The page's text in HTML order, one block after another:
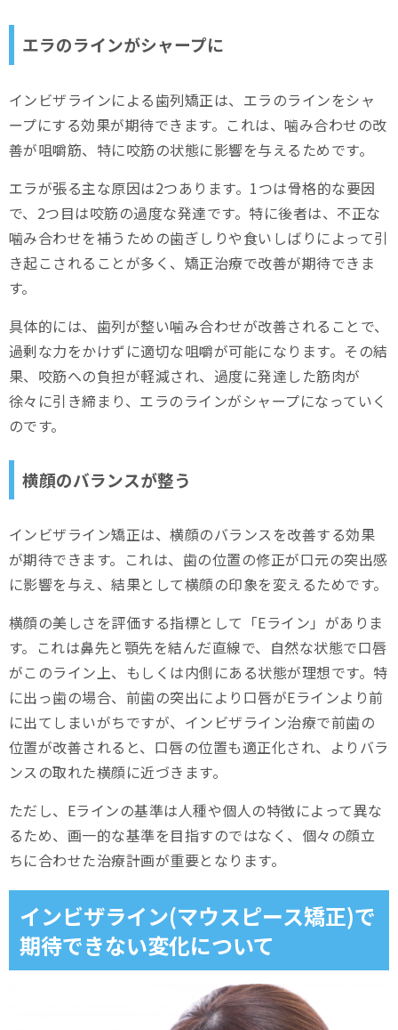
エラのラインがシャープに
インビザラインによる歯列矯正は、エラのラインをシャ
ープにする効果が期待できます。これは、噛み合わせの改
善が咀嚼筋、特に咬筋の状態に影響を与えるためです。
エラが張る主な原因は2つあります。1つは骨格的な要因
で、2つ目は咬筋の過度な発達です。特に後者は、不正な
噛み合わせを補うための歯ぎしりや食いしばりによって引
き起こされることが多く、矯正治療で改善が期待できま
す。
具体的には、歯列が整い噛み合わせが改善されることで、
過剰な力をかけずに適切な咀嚼が可能になります。その結
果、咬筋への負担が軽減され、過度に発達した筋肉が
徐々に引き締まり、エラのラインがシャープになっていく
のです。
横顔のバランスが整う
インビザライン矯正は、横顔のバランスを改善する効果
が期待できます。これは、歯の位置の修正が口元の突出感
に影響を与え、結果として横顔の印象を変えるためです。
横顔の美しさを評価する指標として「Eライン」がありま
す。これは鼻先と顎先を結んだ直線で、自然な状態で口唇
がこのライン上、もしくは内側にある状態が理想です。特
に出っ歯の場合、前歯の突出により口唇がEラインより前
に出てしまいがちですが、インビザライン治療で前歯の
位置が改善されると、口唇の位置も適正化され、よりバラ
ンスの取れた横顔に近づきます。
ただし、Eラインの基準は人種や個人の特徴によって異な
るため、画一的な基準を目指すのではなく、個々の顔立
ちに合わせた治療計画が重要となります。
インビザライン(マウスピース矯正)で
期待できない変化について